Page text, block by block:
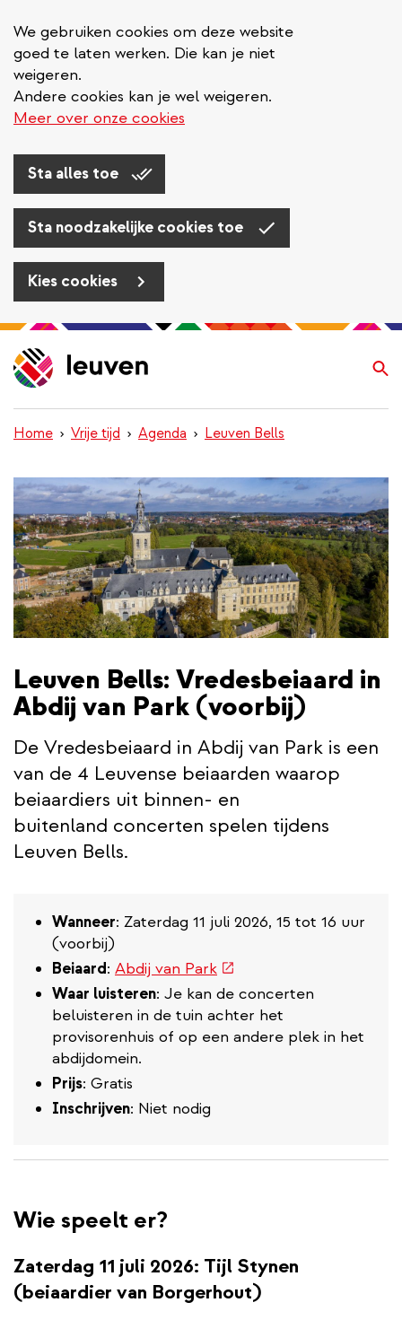
We gebruiken cookies om deze website
goed te laten werken. Die kan je niet
weigeren.
Andere cookies kan je wel weigeren.
Meer over onze cookies
Sta alles toe
Sta noodzakelijke cookies toe
Kies cookies
Overslaan
en
naar
inhoud
gaan
Home Vrije tijd Agenda Leuven Bells
Leuven Bells: Vredesbeiaard in
Abdij van Park (voorbij)
De Vredesbeiaard in Abdij van Park is een
van de 4 Leuvense beiaarden waarop
beiaardiers uit binnen- en
buitenland concerten spelen tijdens
Leuven Bells.
Wanneer: Zaterdag 11 juli 2026, 15 tot 16 uur
(voorbij)
Beiaard: Abdij van Park(externe
link)
Waar luisteren: Je kan de concerten
beluisteren in de tuin achter het
provisorenhuis of op een andere plek in het
abdijdomein.
Prijs: Gratis
Inschrijven: Niet nodig
Wie speelt er?
Zaterdag 11 juli 2026: Tijl Stynen
(beiaardier van Borgerhout)